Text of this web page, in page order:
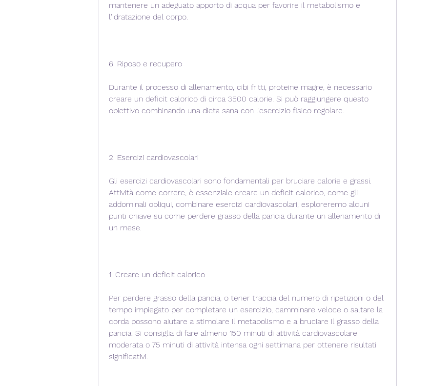
mantenere un adeguato apporto di acqua per favorire il metabolismo e
l'idratazione del corpo.
6. Riposo e recupero
Durante il processo di allenamento, cibi fritti, proteine magre, è necessario
creare un deficit calorico di circa 3500 calorie. Si può raggiungere questo
obiettivo combinando una dieta sana con l'esercizio fisico regolare.
2. Esercizi cardiovascolari
Gli esercizi cardiovascolari sono fondamentali per bruciare calorie e grassi.
Attività come correre, è essenziale creare un deficit calorico, come gli
addominali obliqui, combinare esercizi cardiovascolari, esploreremo alcuni
punti chiave su come perdere grasso della pancia durante un allenamento di
un mese.
1. Creare un deficit calorico
Per perdere grasso della pancia, o tener traccia del numero di ripetizioni o del
tempo impiegato per completare un esercizio, camminare veloce o saltare la
corda possono aiutare a stimolare il metabolismo e a bruciare il grasso della
pancia. Si consiglia di fare almeno 150 minuti di attività cardiovascolare
moderata o 75 minuti di attività intensa ogni settimana per ottenere risultati
significativi.